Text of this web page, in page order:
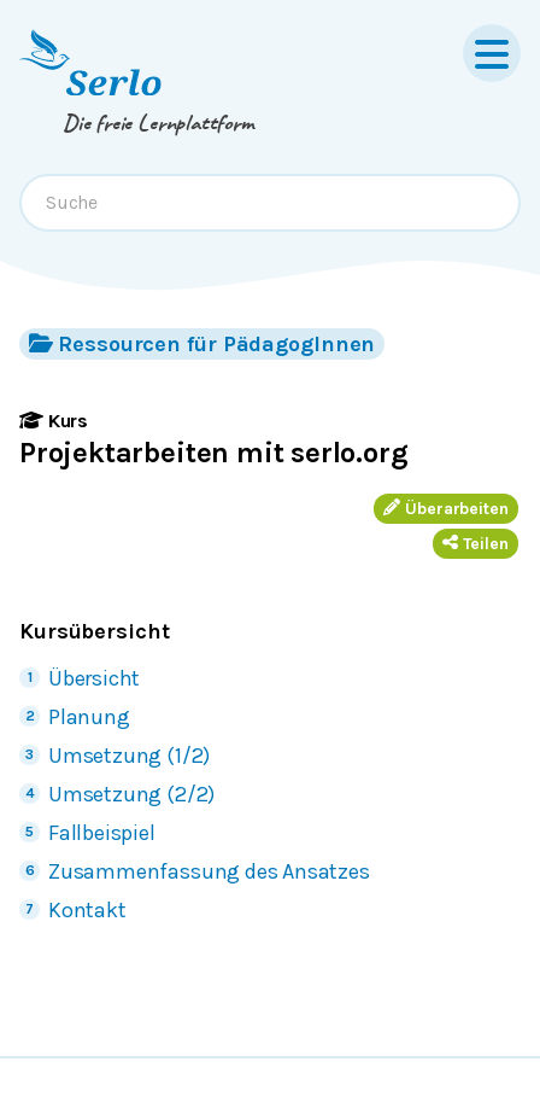
Springe zum
Die freie Lernplattform
Ressourcen für PädagogInnen
Kurs
Projektarbeiten mit serlo.org
Überarbeiten
Teilen
Kursübersicht
Übersicht
Planung
Umsetzung (1/2)
Umsetzung (2/2)
Fallbeispiel
Zusammenfassung des Ansatzes
Kontakt